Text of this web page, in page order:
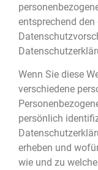
entsprechend
Wenn Sie diese
verschiedene
persönlich
erheben und
wie und zu